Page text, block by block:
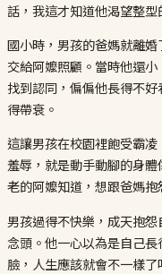
話，我這才知道他渴望整型
國小時，男孩的爸媽就離
交給阿嬤照顧。當時他還
找到認同，偏偏他長得不
得帶衰。
這讓男孩在校園裡飽受霸
羞辱，就是動手動腳的身
老的阿嬤知道，想跟爸媽抱
男孩過得不快樂，成天抱
念頭。他一心以為是自己
臉，人生應該就會不一樣了